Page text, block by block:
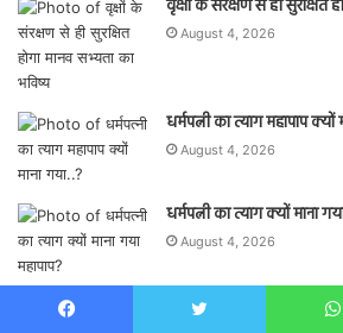
वृक्षों के संरक्षण से ही सुरक्षित
August 4, 2026
धर्मपत्नी का त्याग महापाप क्यों
August 4, 2026
धर्मपत्नी का त्याग क्यों माना
August 4, 2026
विदेश में डंकी रूट से साइबर